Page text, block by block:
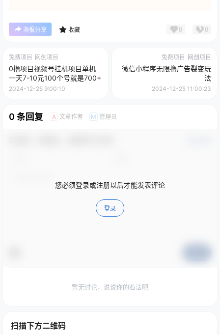
海报分享 收藏 0 0
免费项目 网创项目
0撸项目视频号挂机项目单机
一天7-10元100个号就是700+
2024-12-25 9:00:10
免费项目 网创项目
微信小程序无限撸广告裂变玩
法
2024-12-25 11:00:23
0 条回复 A 文章作者 M 管理员
您必须登录或注册以后才能发表评论
登录
暂无讨论，说说你的看法吧
扫描下方二维码